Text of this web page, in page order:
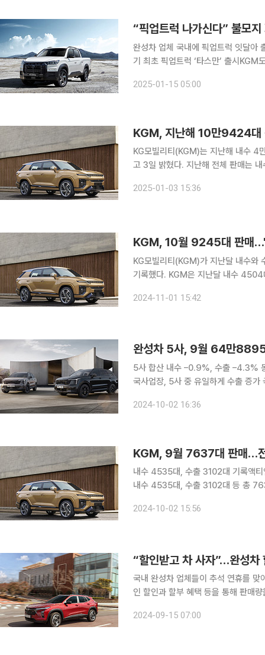
“픽업트럭 나가신다” 불모
완성차 업체 국내에 픽업트럭 잇달아
기 최초 픽업트럭 ‘타스만’ 출시KGM도 첫 전
재 공간이 큰 픽업트럭을 선택하는 소
2025-01-15 05:00
KGM, 지난해 10만9424대
KG모빌리티(KGM)는 지난해 내수
고 3일 밝혔다. 지난해 전체 판매는 내수 시장 경기 침체에 따른 소비심리 위축 등으로 인해 2023
2025-01-03 15:36
KGM, 10월 9245대 판매
KG모빌리티(KGM)가 지난달 내수와
기록했다. KGM은 지난달 내수 4504대, 수출 4741대를 포함해 총 9245대를 판매했다고 1일 밝
(SUV) 액티언 판매 확대에 힘입어 전
2024-11-01 15:42
완성차 5사, 9월 64만
5사 합산 내수 –0.9%, 수출 –4.3%
국사업장, 5사 중 유일하게 수출 증가 국내 완성차 5사가 지난달 총 64만8895대를 판매하며 지난
티(KGM), 르노코리아의 판매 실적 발
2024-10-02 16:36
KGM, 9월 7637대 판매…
내수 4535대, 수출 3102대 기록액티언 판매 호조, 수
내수 4535대, 수출 3102대 등 총 7637대를 판매
힘입어 전년 동월 대비 11.5% 늘어
2024-10-02 15:56
“할인받고 차 사자”…완성차
국내 완성차 업체들이 추석 연휴를 맞
인 할인과 할부 혜택 등을 통해 판매량을 늘려보겠다는
스오버를 구매하는 고객에게 4.5%
2024-09-15 07:00